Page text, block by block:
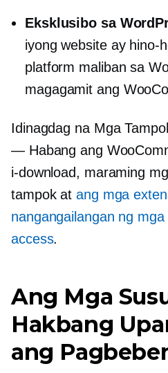
Eksklusibo sa
iyong website ay hino-
platform maliban sa
magagamit ang
Idinagdag na Mga
— Habang ang
i-download, maraming
tampok atang mga
nangangailangan ng
access.
Ang Mga
Hakbang
ang